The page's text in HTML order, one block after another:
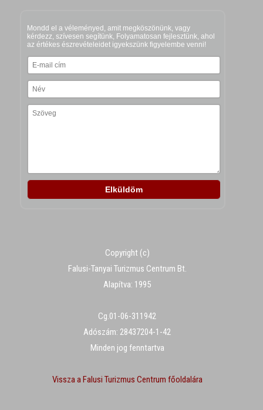
Copyright (c)
Falusi-Tanyai Turizmus Centrum Bt.
Alapítva: 1995
Cg.01-06-311942
Adószám: 28437204-1-42
Minden jog fenntartva
Vissza a Falusi Turizmus Centrum főoldalára